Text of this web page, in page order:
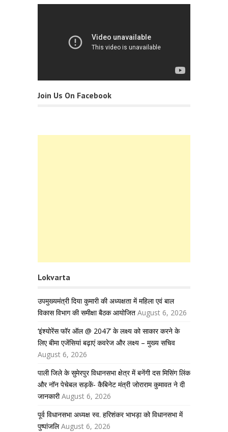
Join Us On Facebook
Lokvarta
उपमुख्यमंत्री दिया कुमारी की अध्यक्षता में महिला एवं बाल
विकास विभाग की समीक्षा बैठक आयोजित August 6, 2026
‘इंश्योरेंस फॉर ऑल @ 2047’ के लक्ष्य को साकार करने के
लिए बीमा एजेंसियां बढ़ाएं कवरेज और लक्ष्य – मुख्य सचिव
August 6, 2026
पाली जिले के सुमेरपुर विधानसभा क्षेत्र में बनेंगी दस मिसिंग लिंक
और नॉन पेचेबल सड़कें- कैबिनेट मंत्री जोराराम कुमावत ने दी
जानकारी August 6, 2026
पूर्व विधानसभा अध्यक्ष स्व. हरिशंकर भाभड़ा को विधानसभा में
पुष्पांजलि August 6, 2026